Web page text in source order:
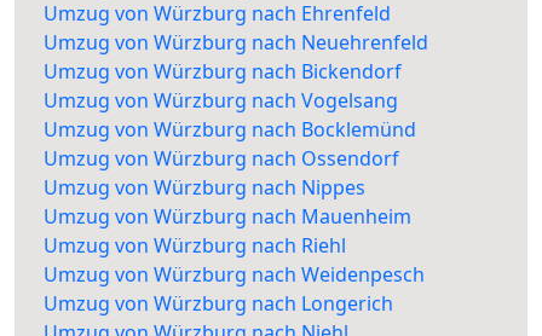
Umzug von Würzburg nach Ehrenfeld
Umzug von Würzburg nach Neuehrenfeld
Umzug von Würzburg nach Bickendorf
Umzug von Würzburg nach Vogelsang
Umzug von Würzburg nach Bocklemünd
Umzug von Würzburg nach Ossendorf
Umzug von Würzburg nach Nippes
Umzug von Würzburg nach Mauenheim
Umzug von Würzburg nach Riehl
Umzug von Würzburg nach Weidenpesch
Umzug von Würzburg nach Longerich